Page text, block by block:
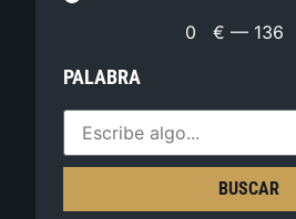
0 € — 136
PALABRA
BUSCAR